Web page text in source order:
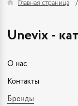
Главная страница
Unevix -
О нас
Контакты
Бренды